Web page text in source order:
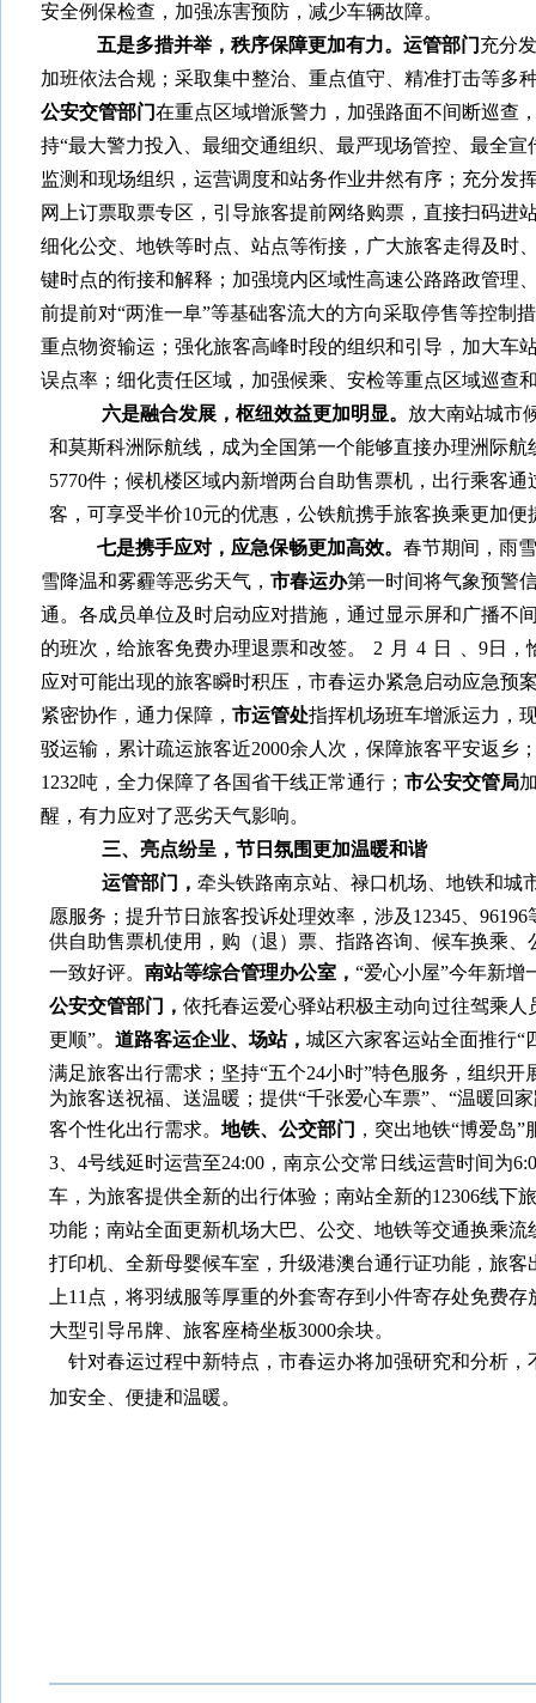
安全例保检查，加强冻害预防，减少车辆故障。
五是多措并举，秩序保障更加有力。运管部门 充分
加班依法合规；采取集中整治、重点值守、精准打击等多
公安交管部门在重点区域增派警力，加强路面不间断巡查
持“最大警力投入、最细交通组织、最严现场管控、最全
监测和现场组织，运营调度和站务作业井然有序；充分发
网上订票取票专区，引导旅客提前网络购票，直接扫码进
细化公交、地铁等时点、站点等衔接， 广大旅客走得及时
键时点的衔接和解释 ；加强境内区域性高速公路路政管理
前提前对“两淮一阜”等基础客流大的方向采取停售等控制
重点物资输运； 强化旅客高峰时段的组织和引导，加大车
误点率；细化责任区域，加强候乘、安检等重点区域巡查
六是融合发展，枢纽效益更加明显。 放大南站城市
和莫斯科洲际航线，成为全国第一个能够直接办理洲际
5770件；候机楼区域内新增两台自助售票机，出行乘客
客，可享受半价10元的优惠，公铁航携手旅客换乘更加便
七是携手应对，应急保畅更加高效。春节期间，雨
雪降温和雾霾等恶劣天气， 市春运办第一时间将气象预警
通。各成员单位及时启动应对措施，通过显示屏和广播不
的班次，给旅客免费办理退票和改签。
2 月 4 日 9日，
应对可能出现的旅客瞬时积压，市春运办紧急启动应急预
紧密协作，通力保障， 市运管处指挥机场班车增派运力，
驳运输，累计疏运旅客近2000余人次，保障旅客平安返乡
1232吨，全力保障了各国省干线正常通行； 市公安交管局
醒，有力应对了恶劣天气影响。
三、亮点纷呈，节日氛围更加温暖和谐
运管部门， 牵头铁路南京站、禄口机场、地铁和城
愿服务；提升节日旅客投诉处理效率，涉及 12345 96196
供自助售票机使用，购（退）票、指路咨询、候车换乘
一致好评。 南站等综合管理办公室， “爱心小屋”今年新增
公安交管部门， 依托春运爱心驿站积极主动向过往驾乘人
更顺”。 道路客运企业、场站， 城区六家客运站全面推行“
满足旅客出行需求； 坚持“五个24小时”特色服务，组织开
为旅客送祝福、送温暖；提供“千张爱心车票”、“温暖回
客个性化出行需求。 地铁、公交部门 ，突出地铁“博爱岛”
3
4号线延时运营至24:00 ，南京公交常日线运营时间为
车，为旅客提供全新的出行体验； 南站全新的12306线下
功能；南站全面更新机场大巴、公交、地铁等交通换乘
打印机、全新母婴候车室，升级港澳台通行证功能， 旅客
上11 点，将羽绒服等厚重的外套寄存到小件寄存处免费
大型引导吊牌、旅客座椅坐板3000余块。
针对春运过程中新特点，市春运办将加强研究和分析
加安全、便捷和温暖。